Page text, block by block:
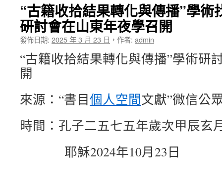
“古籍收拾結果轉化與傳播”學術
研討會在山東年夜學召開
發佈日期: 2025 年 3 月 23 日 ， 作者: admin
“古籍收拾結果轉化與傳播”學術研
開
來源：“書目個人空間文獻”微信公
時間：孔子二五七五年歲次甲辰玄
耶穌2024年10月23日